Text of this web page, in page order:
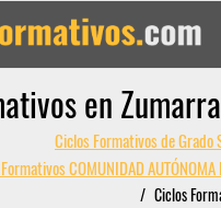
en
Ciclos Formativos de Grado
COMUNIDAD AUTÓNOMA
Ciclos